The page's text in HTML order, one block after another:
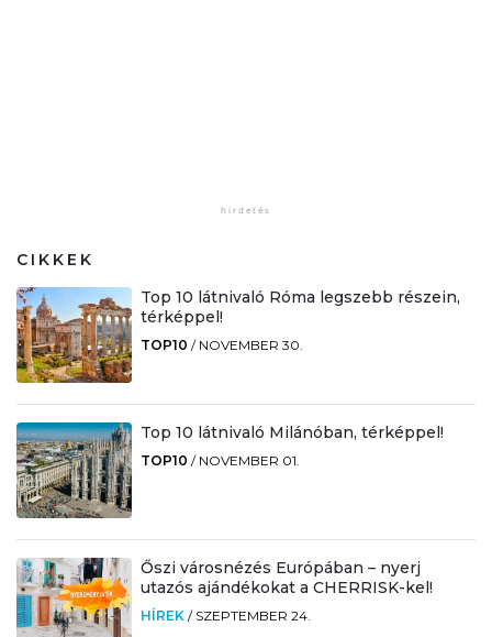
CIKKEK
Top 10 látnivaló Róma legszebb részein,
térképpel!
TOP10 / NOVEMBER 30.
Top 10 látnivaló Milánóban, térképpel!
TOP10 / NOVEMBER 01.
Őszi városnézés Európában – nyerj
utazós ajándékokat a CHERRISK-kel!
HÍREK / SZEPTEMBER 24.